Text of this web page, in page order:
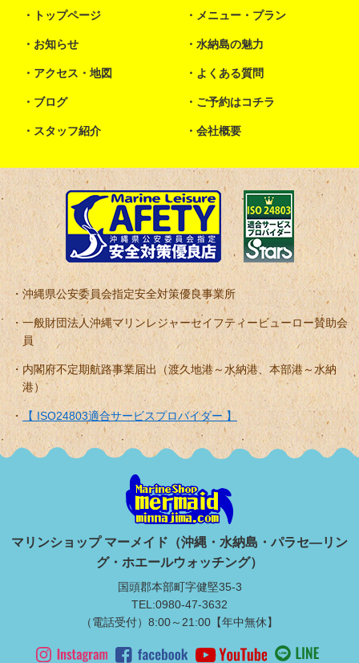
トップページ メニュー・プラン
お知らせ 水納島の魅力
アクセス・地図 よくある質問
ブログ ご予約はコチラ
スタッフ紹介 会社概要
沖縄県公安委員会指定安全対策優良事業所
一般財団法人沖縄マリンレジャーセイフティービューロー賛助会
員
内閣府不定期航路事業届出（渡久地港～水納港、本部港～水納
港）
【 ISO24803適合サービスプロバイダー 】
マリンショップ マーメイド（沖縄・水納島・パラセ―リン
グ・ホエールウォッチング）
国頭郡本部町字健堅35-3
TEL:0980-47-3632
（電話受付）8:00～21:00【年中無休】